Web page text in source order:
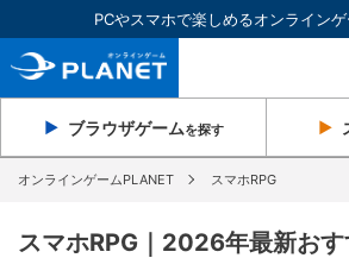
PCやスマホで楽しめるオンラインゲ
ブラウザゲームを探す
オンラインゲームPLANET スマホRPG
スマホRPG｜2026年最新お